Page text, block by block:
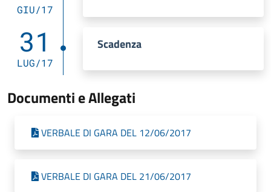
GIU/17
31
LUG/17
Scadenza
Documenti e Allegati
VERBALE DI GARA DEL 12/06/2017
VERBALE DI GARA DEL 21/06/2017